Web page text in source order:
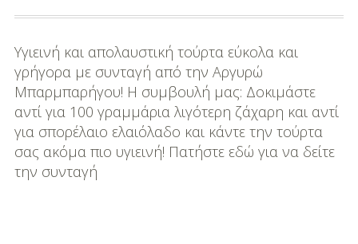
Συνταγές
Συμβουλές
Διατροφής
Υγεία – Ψυχολογία
Υγιεινή και απολαυστική τούρτα εύκολα και
γρήγορα με συνταγή από την Αργυρώ
Μπαρμπαρήγου! H συμβουλή μας: Δοκιμάστε
αντί για 100 γραμμάρια λιγότερη ζάχαρη και αντί
για σπορέλαιο ελαιόλαδο και κάντε την τούρτα
σας ακόμα πιο υγιεινή! Πατήστε εδώ για να δείτε
την συνταγή